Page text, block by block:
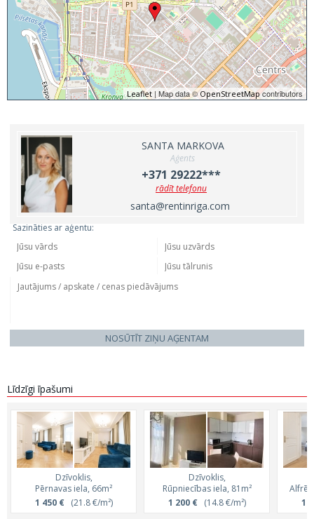
Leaflet | Map data ©OpenStreetMapcontributors
SANTA MARKOVA
Aģents
+371 29222***
rādīt telefonu
santa@rentinriga.com
Sazināties ar aģentu:
NOSŪTĪT ZIŅU AĢENTAM
Līdzīgi īpašumi
Dzīvoklis,
Pērnavas iela, 66m²
1 450 €(21.8 €/m²)
Dzīvoklis,
Rūpniecības iela, 81m²
1 200 €(14.8 €/m²)
1